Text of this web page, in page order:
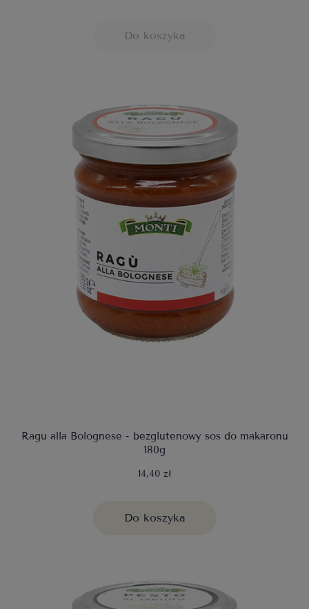
Do koszyka
Ragu alla Bolognese - bezglutenowy sos do makaronu
180g
14,40 zł
Do koszyka